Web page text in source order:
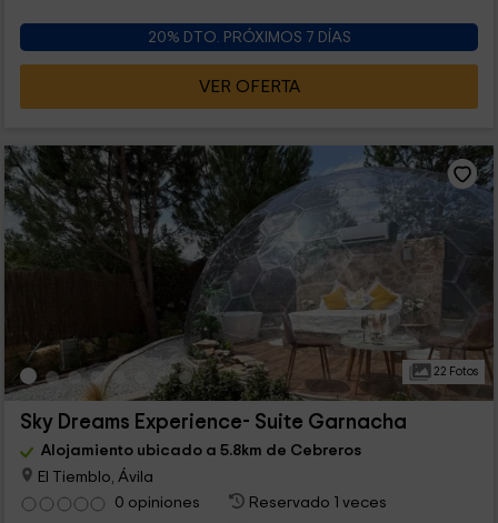
20% DTO. PRÓXIMOS 7 DÍAS
VER OFERTA
22 Fotos
Sky Dreams Experience- Suite Garnacha
Alojamiento ubicado a 5.8km de Cebreros
El Tiemblo, Ávila
0 opiniones
Reservado 1 veces